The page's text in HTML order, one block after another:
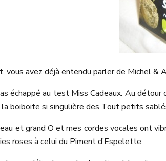
vous avez déjà entendu parler de Michel &
échappé au test Miss Cadeaux. Au
la boiboite si singulière des Tout petits
et grand O et mes cordes vocales ont
roses à celui du Piment d’Espelette.